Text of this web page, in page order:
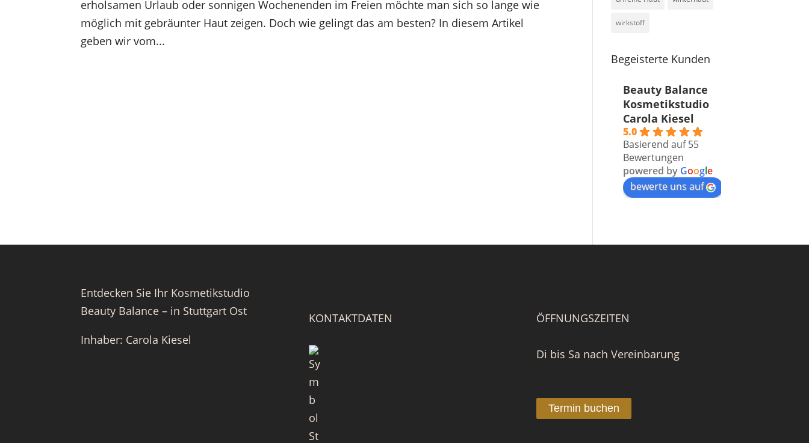
erholsamen Urlaub oder sonnigen Wochenenden im Freien möchte man sich so lange wie
möglich mit gebräunter Haut zeigen. Doch wie gelingt das am besten? In diesem Artikel
geben wir vom...
wirkstoff
Begeisterte Kunden
Beauty Balance
Kosmetikstudio
Carola Kiesel
5.0
Basierend auf 55
Bewertungen
powered by Google
bewerte uns auf
Entdecken Sie Ihr Kosmetikstudio
Beauty Balance – in Stuttgart Ost
Inhaber: Carola Kiesel
KONTAKTDATEN ÖFFNUNGSZEITEN
Di bis Sa nach Vereinbarung
Termin buchen